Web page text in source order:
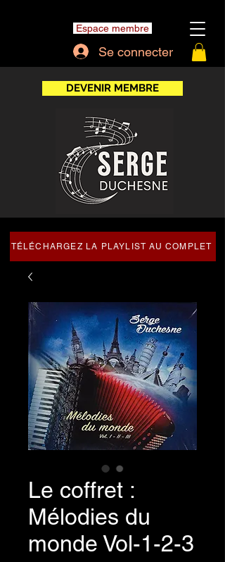
Espace membre
Se connecter
DEVENIR MEMBRE
TÉLÉCHARGEZ LA PLAYLIST AU COMPLET
Le coffret :
Mélodies du
monde Vol-1-2-3